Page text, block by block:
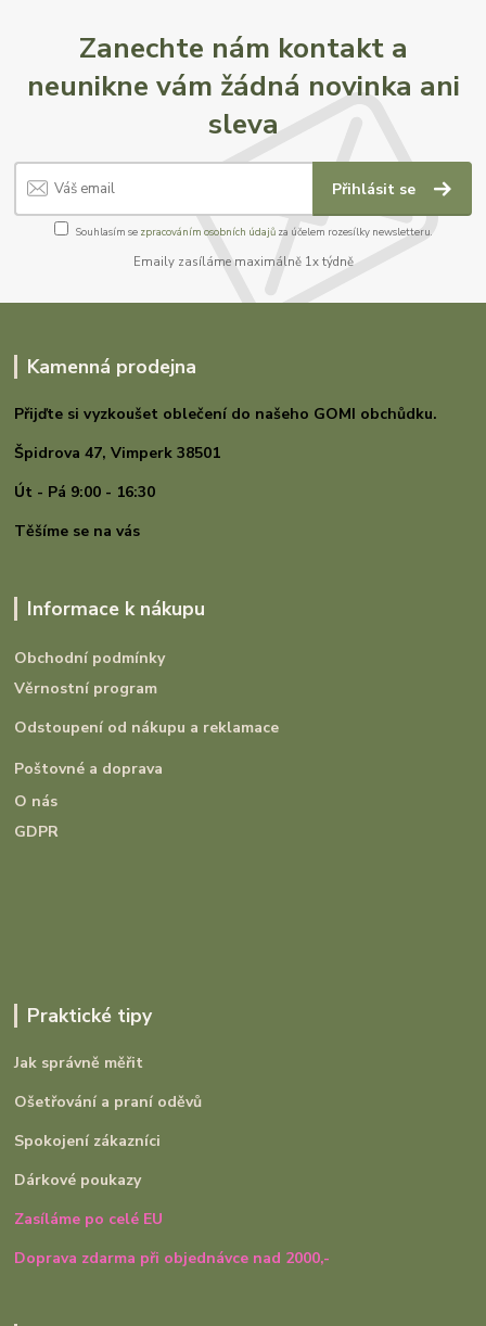
Zanechte nám kontakt a
neunikne vám žádná novinka ani
sleva
Přihlásit se
Souhlasím se zpracováním osobních údajůza účelem rozesílky newsletteru.
Emaily zasíláme maximálně 1x týdně
Kamenná prodejna
Přijďte si vyzkoušet oblečení do našeho GOMI obchůdku.
Špidrova 47,Vimperk 38501
Út - Pá 9:00 - 16:30
Těšíme se na vás
Informace k nákupu
Obchodní podmínky
Věrnostní program
Odstoupení od nákupu a reklamace
Poštovné a doprava
O nás
GDPR
Praktické tipy
Jak správně měřit
Ošetřování a praní oděvů
Spokojení zákazníci
Dárkové poukazy
Zasíláme po celé EU
Doprava zdarma při objednávce nad 2000,-